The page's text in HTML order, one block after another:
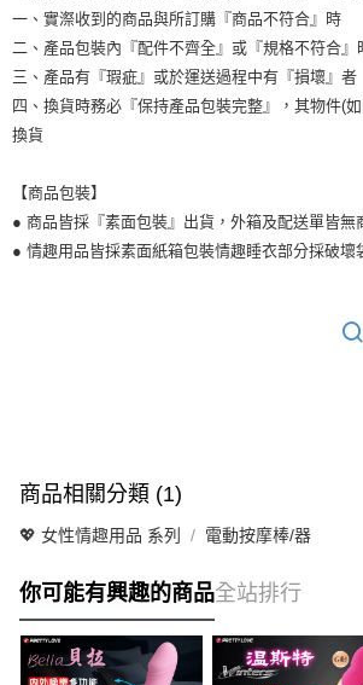
一、實漈收到的商品與所訂購『商品不符合』時
二、產品包裝內『配件不齊全』或『規格不符合』
三、產品有『瑕疵』或於運送過程中有『損壞』者
四、換貨時務必『保持產品包裝完整』，其物件(
換貨
【商品包裝】
● 商品皆採『素面包裝』出貨，外箱及配送單皆無
● 情趣用品皆採素面紙箱包裝情趣睡衣部分採破壞
商品相關分類 (1)
💖 女性情趣用品 系列 電動按摩棒/器
你可能有興趣的商品全站排行